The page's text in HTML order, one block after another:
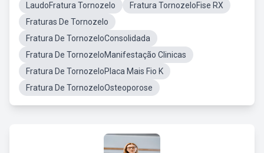
LaudoFratura Tornozelo
Fratura TornozeloFise RX
Fraturas De Tornozelo
Fratura De TornozeloConsolidada
Fratura De TornozeloManifestação Clinicas
Fratura De TornozeloPlaca Mais Fio K
Fratura De TornozeloOsteoporose